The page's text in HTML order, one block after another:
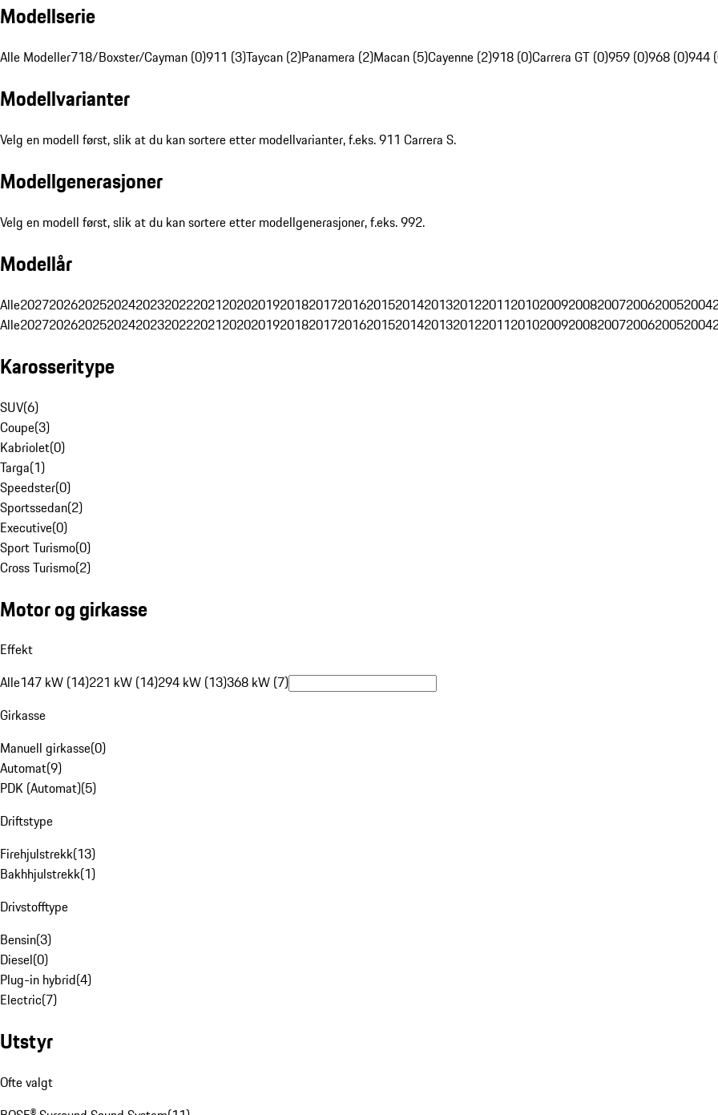
Modellserie
Alle Modeller718/Boxster/Cayman (0)911 (3)Taycan (2)Panamera (2)Macan (5)Cayenne (2)918 (0)Carrera GT (0)959 (0)968 (0)944
Modellvarianter
Velg en modell først, slik at du kan sortere etter modellvarianter, f.eks. 911 Carrera S.
Modellgenerasjoner
Velg en modell først, slik at du kan sortere etter modellgenerasjoner, f.eks. 992.
Modellår
Alle202720262025202420232022202120202019201820172016201520142013201220112010200920082007200620052004
Alle202720262025202420232022202120202019201820172016201520142013201220112010200920082007200620052004
Karosseritype
SUV(6)
Coupe(3)
Kabriolet(0)
Targa(1)
Speedster(0)
Sportssedan(2)
Executive(0)
Sport Turismo(0)
Cross Turismo(2)
Motor og girkasse
Effekt
Alle147 kW (14)221 kW (14)294 kW (13)368 kW (7)
Girkasse
Manuell girkasse(0)
Automat(9)
PDK (Automat)(5)
Driftstype
Firehjulstrekk(13)
Bakhhjulstrekk(1)
Drivstofftype
Bensin(3)
Diesel(0)
Plug-in hybrid(4)
Electric(7)
Utstyr
Ofte valgt